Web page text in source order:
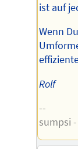
ist auf
Wenn
Rolf
--
sumpsi